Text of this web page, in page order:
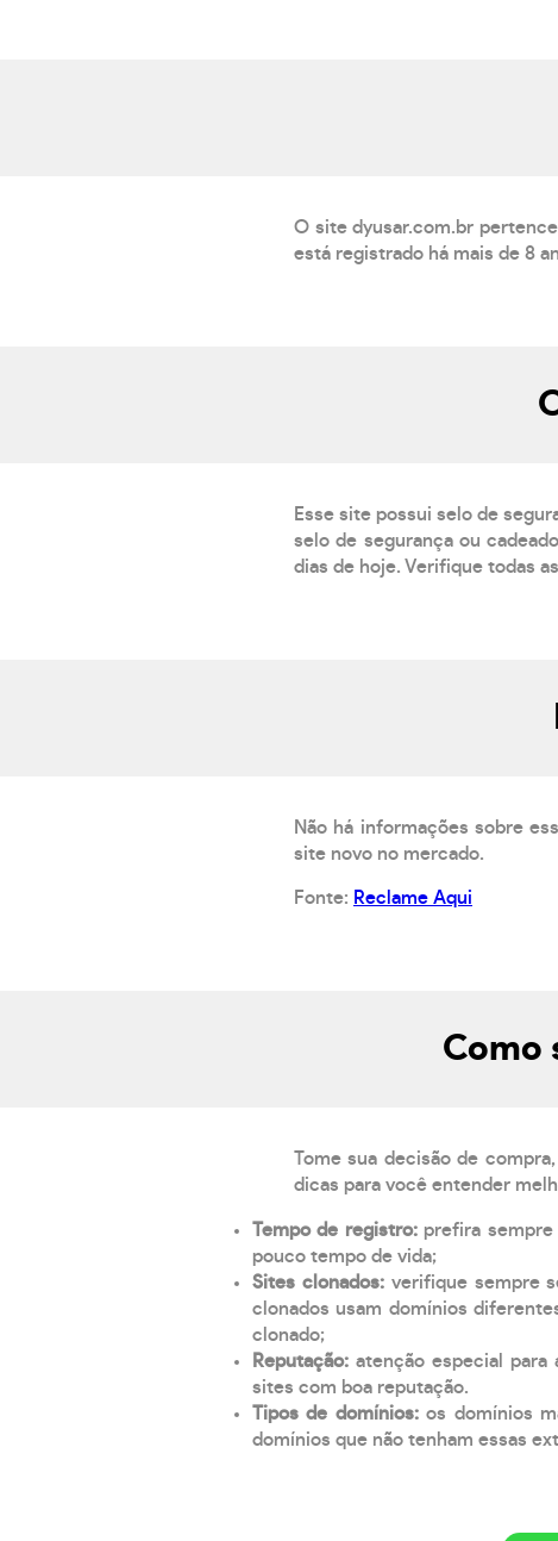
O site dyusar.com.br pertence
está registrado há mais de 8
Esse site possui selo de
selo de segurança ou
dias de hoje. Verifique todas
Não há informações sobre
site novo no mercado.
Fonte: Reclame Aqui
Como
Tome sua decisão de
dicas para você entender
Tempo de registro: prefira
pouco tempo de vida;
Sites clonados: verifique sempre
clonados usam domínios
clonado;
Reputação: atenção especial
sites com boa reputação.
Tipos de domínios:os domínios
domínios que não tenham essas